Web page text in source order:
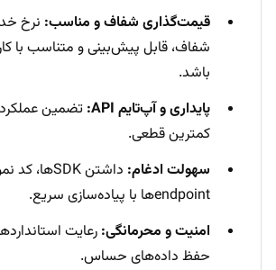
قیمت‌گذاری شفاف و مناسب: نرخ
شفاف، قابل پیش‌بینی و متناسب با
باشد.
پایداری و آپ‌تایم API:
تضمین عملکرد
کمترین قطعی.
سهولت ادغام:
endpointها با پیاده‌سازی سریع.
امنیت و محرمانگی: رعایت
حفظ داده‌های حساس.